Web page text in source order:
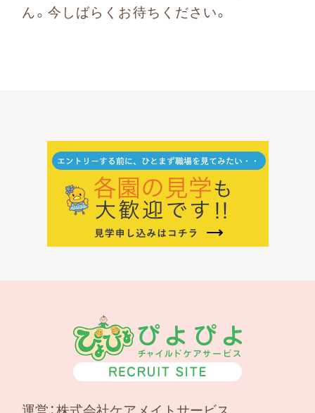
ん。今しばらくお待ちください。